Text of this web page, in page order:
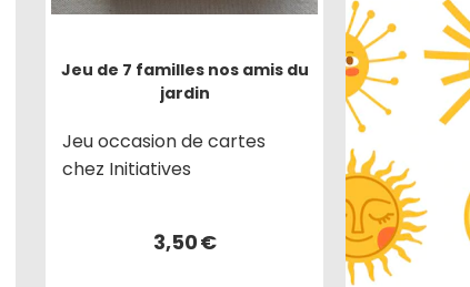
Jeu de 7 familles nos amis du
jardin
Jeu occasion de cartes
chez Initiatives
3,50€